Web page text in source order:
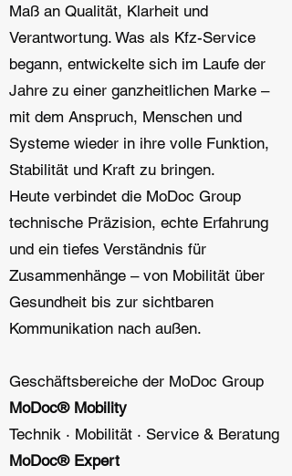
Maß an Qualität, Klarheit und
Verantwortung. Was als Kfz-Service
begann, entwickelte sich im Laufe der
Jahre zu einer ganzheitlichen Marke –
mit dem Anspruch, Menschen und
Systeme wieder in ihre volle Funktion,
Stabilität und Kraft zu bringen.
Heute verbindet die MoDoc Group
technische Präzision, echte Erfahrung
und ein tiefes Verständnis für
Zusammenhänge – von Mobilität über
Gesundheit bis zur sichtbaren
Kommunikation nach außen.
Geschäftsbereiche der MoDoc Group
MoDoc®️ Mobility
Technik · Mobilität · Service & Beratung
MoDoc®️ Expert